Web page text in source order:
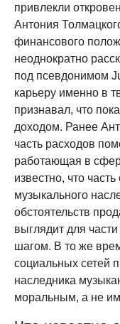
привлекли
Антония
финансового
неоднократно
под псевдонимом
карьеру именно в
признавал, что
доходом. Ранее
часть расходов
работающая в
известно, что
музыкального
обстоятельств
выглядит для
шагом. В то же
социальных сетей
наследника
моральным, а не